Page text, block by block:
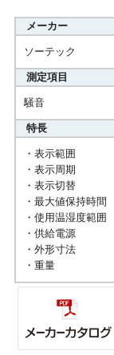
メーカー
ソーテック
測定項目
騒音
特長
・表示範囲 ：
・表示周期
・表示切替 ：
・最大値保持時
・使用温湿度範
・供給電源 ：
・外形寸法 ：
・重量 ：